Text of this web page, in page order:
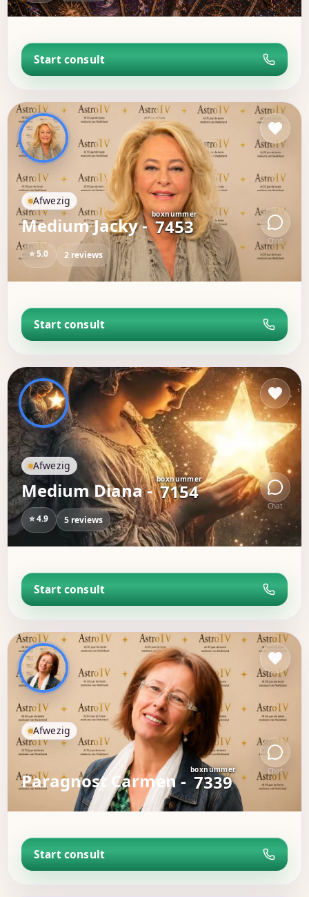
Start consult
Chat
Afwezig
Medium Jacky -boxnummer
7453
⭐ 5.0 2 reviews
Start consult
Chat
Afwezig
Medium Diana -boxnummer
7154
⭐ 4.9 5 reviews
Start consult
Chat
Afwezig
Paragnost Carmen -boxnummer
7339
Start consult